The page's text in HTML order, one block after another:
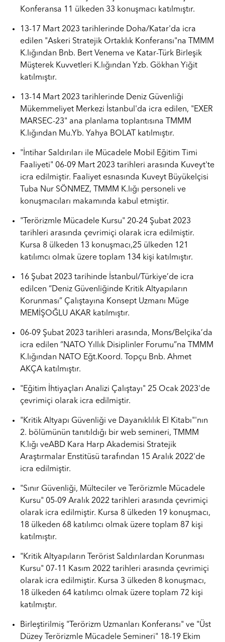
Konferansa 11 ülkeden 33 konuşmacı katılmıştır.
13-17 Mart 2023 tarihlerinde Doha/Katar'da icra
edilen "Askeri Stratejik Ortaklık Konferansı"na TMMM
K.lığından Bnb. Bert Venema ve Katar-Türk Birleşik
Müşterek Kuvvetleri K.lığından Yzb. Gökhan Yiğit
katılmıştır.
13-14 Mart 2023 tarihlerinde Deniz Güvenliği
Mükemmeliyet Merkezi İstanbul'da icra edilen, "EXER
MARSEC-23" ana planlama toplantısına TMMM
K.lığından Mu.Yb. Yahya BOLAT katılmıştır.
"İntihar Saldırıları ile Mücadele Mobil Eğitim Timi
Faaliyeti" 06-09 Mart 2023 tarihleri arasında Kuveyt'te
icra edilmiştir. Faaliyet esnasında Kuveyt Büyükelçisi
Tuba Nur SÖNMEZ, TMMM K.lığı personeli ve
konuşmacıları makamında kabul etmiştir.
"Terörizmle Mücadele Kursu" 20-24 Şubat 2023
tarihleri arasında çevrimiçi olarak icra edilmiştir.
Kursa 8 ülkeden 13 konuşmacı,25 ülkeden 121
katılımcı olmak üzere toplam 134 kişi katılmıştır.
16 Şubat 2023 tarihinde İstanbul/Türkiye’de icra
edilcen “Deniz Güvenliğinde Kritik Altyapıların
Korunması” Çalıştayına Konsept Uzmanı Müge
MEMİŞOĞLU AKAR katılmıştır.
06-09 Şubat 2023 tarihleri arasında, Mons/Belçika’da
icra edilen “NATO Yıllık Disiplinler Forumu”na TMMM
K.lığından NATO Eğt.Koord. Topçu Bnb. Ahmet
AKÇA katılmıştır.
"Eğitim İhtiyaçları Analizi Çalıştayı" 25 Ocak 2023'de
çevrimiçi olarak icra edilmiştir.
"Kritik Altyapı Güvenliği ve Dayanıklılık El Kitabı"'nın
2. bölümünün tanıtıldığı bir web semineri, TMMM
K.lığı veABD Kara Harp Akademisi Stratejik
Araştırmalar Enstitüsü tarafından 15 Aralık 2022'de
icra edilmiştir.
"Sınır Güvenliği, Mülteciler ve Terörizmle Mücadele
Kursu" 05-09 Aralık 2022 tarihleri arasında çevrimiçi
olarak icra edilmiştir. Kursa 8 ülkeden 19 konuşmacı,
18 ülkeden 68 katılımcı olmak üzere toplam 87 kişi
katılmıştır.
"Kritik Altyapıların Terörist Saldırılardan Korunması
Kursu" 07-11 Kasım 2022 tarihleri arasında çevrimiçi
olarak icra edilmiştir. Kursa 3 ülkeden 8 konuşmacı,
18 ülkeden 64 katılımcı olmak üzere toplam 72 kişi
katılmıştır.
Birleştirilmiş "Terörizm Uzmanları Konferansı" ve "Üst
Düzey Terörizmle Mücadele Semineri" 18-19 Ekim